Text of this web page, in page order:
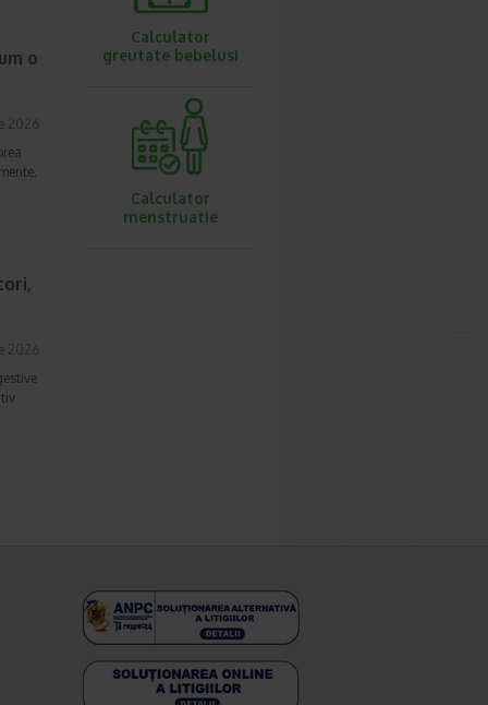
o
2026
2026
Calculator
greutate bebelusi
Calculator
menstruatie